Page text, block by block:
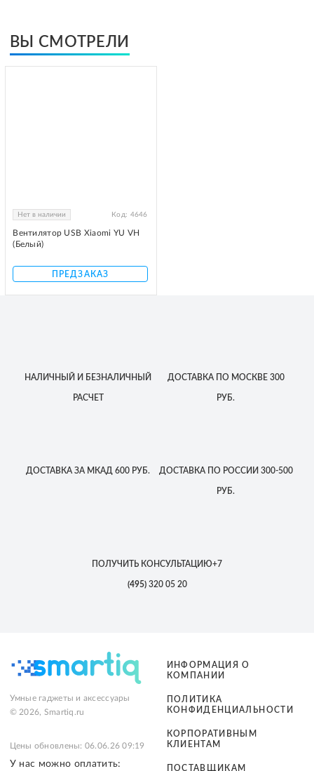
ВЫ СМОТРЕЛИ
Нет в наличии Код: 4646
Вентилятор USB Xiaomi YU VH
(Белый)
ПРЕДЗАКАЗ
НАЛИЧНЫЙ И БЕЗНАЛИЧНЫЙ
РАСЧЕТ
ДОСТАВКАПО МОСКВЕ 300
РУБ.
ДОСТАВКА ЗА МКАД 600 РУБ. ДОСТАВКАПО РОССИИ 300-500
РУБ.
ПОЛУЧИТЬ КОНСУЛЬТАЦИЮ+7
(495)320 05 20
Умные гаджеты и аксессуары
© 2026, Smartiq.ru
Цены обновлены: 06.06.26 09:19
У нас можно оплатить:
ИНФОРМАЦИЯ О
КОМПАНИИ
ПОЛИТИКА
КОНФИДЕНЦИАЛЬНОСТИ
КОРПОРАТИВНЫМ
КЛИЕНТАМ
ПОСТАВЩИКАМ